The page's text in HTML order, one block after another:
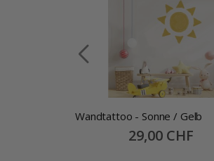
Wandtattoo - Sonne / Gelb
Special
Price
29,00 CHF